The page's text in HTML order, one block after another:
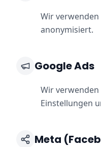
Wir verwenden
anonymisiert.
Google Ads
Wir
Einstellungen
Meta